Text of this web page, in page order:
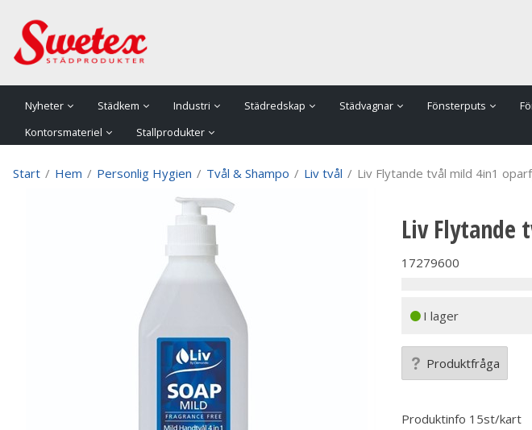
Nyheter Städkem Industri Städredskap Städvagnar Fönsterputs
Kontorsmateriel
Stallprodukter
Start / Hem / Personlig Hygien / Tvål & Shampo / Liv tvål / Liv Flytande tvål mild 4in1
Liv Flytande
17279600
I lager
Produktfråga
Produktinfo 15st/kart